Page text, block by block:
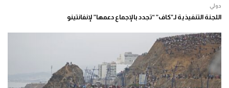
دولي
اللجنة التنفيذية لـ”كاف” “تجدد بالإجماع دعمها” لإنفانتينو